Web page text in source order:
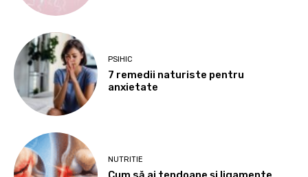
PSIHIC
7 remedii naturiste pentru
anxietate
NUTRITIE